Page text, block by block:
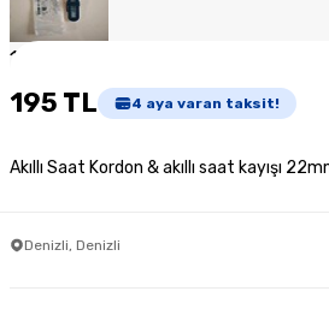
1
195 TL 4 aya varan taksit!
Akıllı Saat Kordon & akıllı saat kayışı
Denizli, Denizli